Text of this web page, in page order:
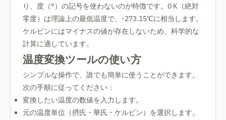
り、度（°）の記号を使わないのが特徴です。0 K（絶対
零度）は理論上の最低温度で、-273.15℃に相当します。
ケルビンにはマイナスの値が存在しないため、科学的な
計算に適しています。
温度変換ツールの使い方
シンプルな操作で、誰でも簡単に使うことができます。
次の手順に従ってください：
変換したい温度の数値を入力します。
元の温度単位（摂氏・華氏・ケルビン）を選択します。